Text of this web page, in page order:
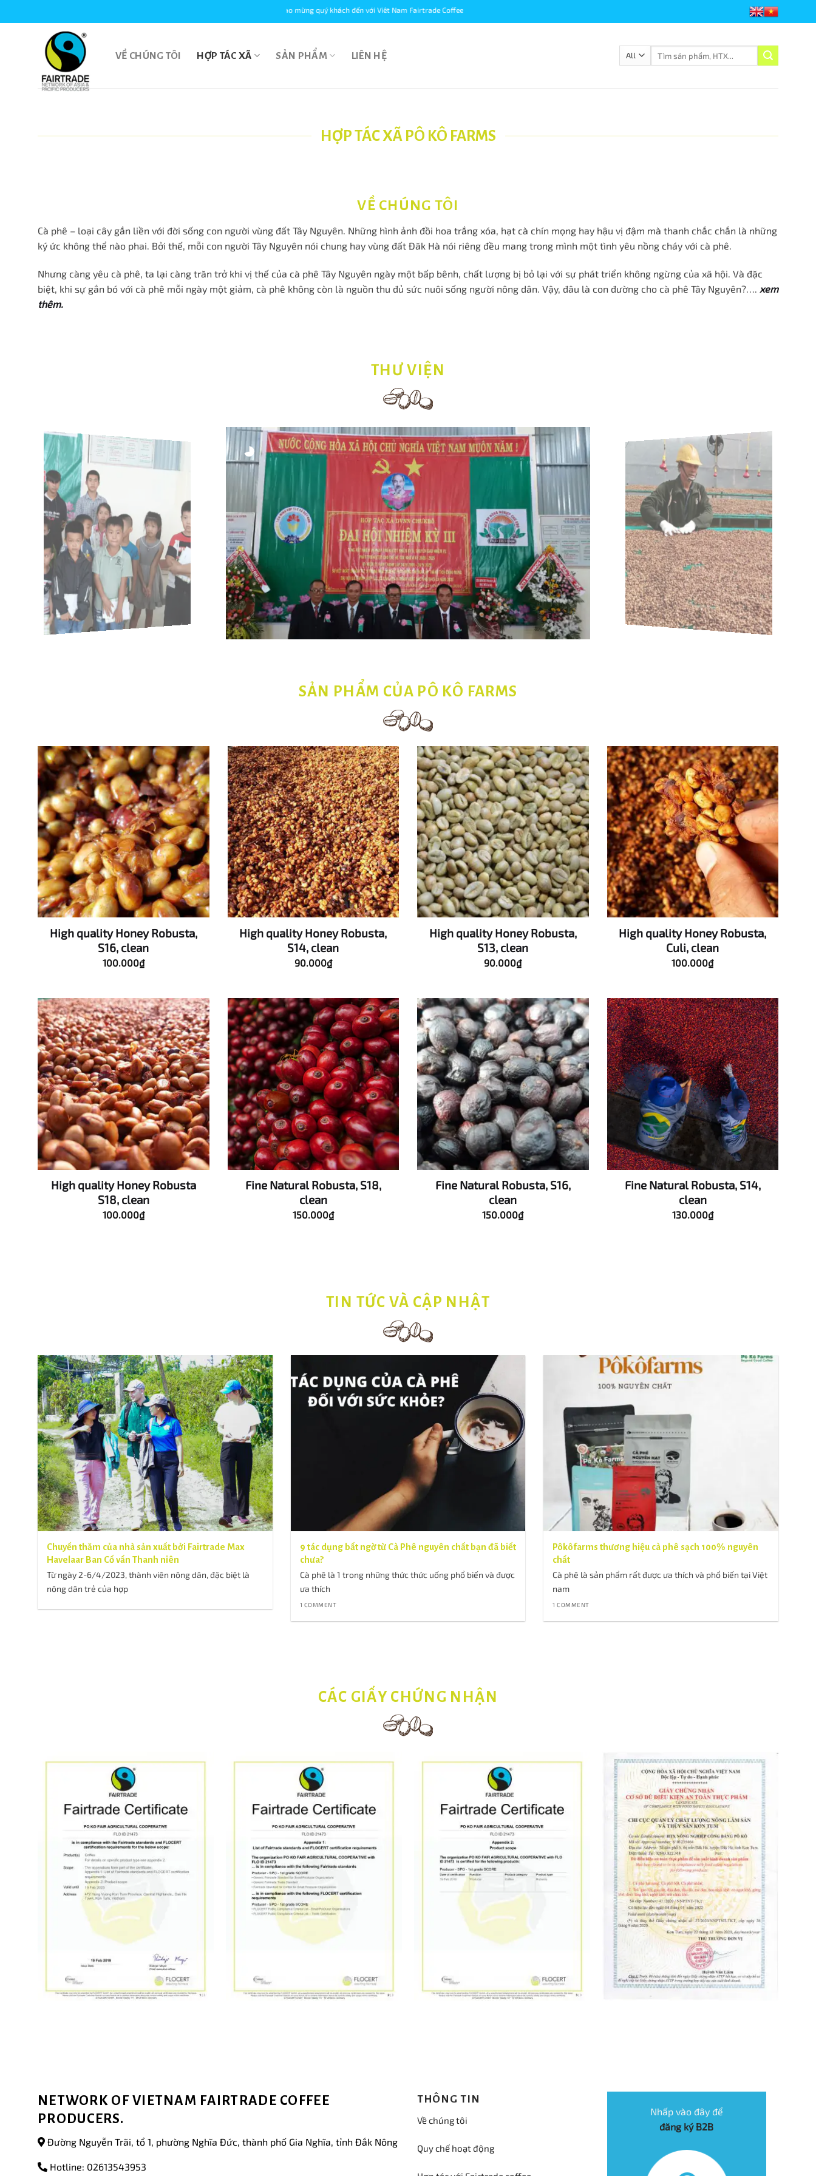
to
Chào mừng quý khách đến với Viêt Nam Fairtrade Coffee
VỀ CHÚNG TÔI HỢP TÁC XÃ SẢN PHẨM LIÊN HỆ
HỢP TÁC XÃ PÔ KÔ FARMS
VỀ CHÚNG TÔI
Cà phê – loại cây gắn liền với đời sống con người vùng đất Tây Nguyên. Những hình ảnh đồi hoa trắng xóa, hạt cà chín mọng hay hậu vị đậm mà thanh chắc chắn là những
ký ức không thể nào phai. Bởi thế, mỗi con người Tây Nguyên nói chung hay vùng đất Đăk Hà nói riêng đều mang trong mình một tình yêu nồng cháy với cà phê.
Nhưng càng yêu cà phê, ta lại càng trăn trở khi vị thế của cà phê Tây Nguyên ngày một bấp bênh, chất lượng bị bỏ lại với sự phát triển không ngừng của xã hội. Và đặc
biệt, khi sự gắn bó với cà phê mỗi ngày một giảm, cà phê không còn là nguồn thu đủ sức nuôi sống người nông dân. Vậy, đâu là con đường cho cà phê Tây Nguyên?…. xem
thêm.
THƯ VIỆN
SẢN PHẨM CỦA PÔ KÔ FARMS
High quality Honey Robusta,
S16, clean
100.000₫
High quality Honey Robusta,
S14, clean
90.000₫
High quality Honey Robusta,
S13, clean
90.000₫
High quality Honey Robusta,
Culi, clean
100.000₫
High quality Honey Robusta
S18, clean
100.000₫
Fine Natural Robusta, S18,
clean
150.000₫
Fine Natural Robusta, S16,
clean
150.000₫
Fine Natural Robusta, S14,
clean
130.000₫
TIN TỨC VÀ CẬP NHẬT
Chuyến thăm của nhà sản xuất bởi Fairtrade Max
Havelaar Ban Cố vấn Thanh niên
Từ ngày 2-6/4/2023, thành viên nông dân, đặc biệt là
nông dân trẻ của hợp
9 tác dụng bất ngờ từ Cà Phê nguyên chất bạn đã biết
chưa?
Cà phê là 1 trong những thức thức uống phổ biến và được
ưa thích
1 COMMENT
Pôkôfarms thương hiệu cà phê sạch 100% nguyên
chất
Cà phê là sản phẩm rất được ưa thích và phổ biến tại Việt
nam
1 COMMENT
CÁC GIẤY CHỨNG NHẬN
NETWORK OF VIETNAM FAIRTRADE COFFEE
PRODUCERS.
Đường Nguyễn Trãi, tổ 1, phường Nghĩa Đức, thành phố Gia Nghĩa, tỉnh Đắk Nông
Hotline: 02613543953
THÔNG TIN
Về chúng tôi
Quy chế hoạt động
Nhấp vào đây để
đăng ký B2B